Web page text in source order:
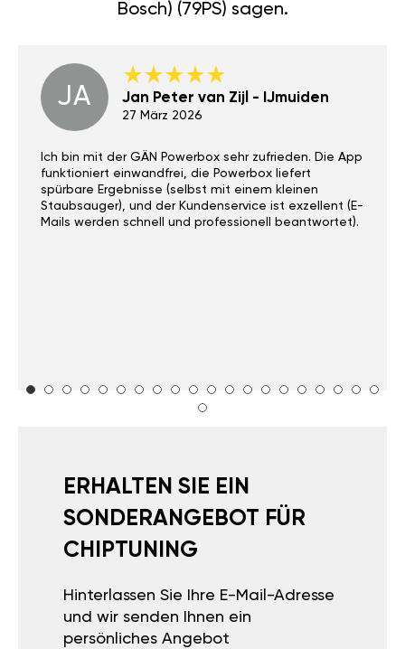
Bosch) (79PS) sagen.
JA Jan Peter van Zijl - IJmuiden
27 März 2026
Ich bin mit der GÄN Powerbox sehr zufrieden. Die App
funktioniert einwandfrei, die Powerbox liefert
spürbare Ergebnisse (selbst mit einem kleinen
Staubsauger), und der Kundenservice ist exzellent (E-
Mails werden schnell und professionell beantwortet).
ERHALTEN SIE EIN
SONDERANGEBOT FÜR
CHIPTUNING
Hinterlassen Sie Ihre E-Mail-Adresse
und wir senden Ihnen ein
persönliches Angebot